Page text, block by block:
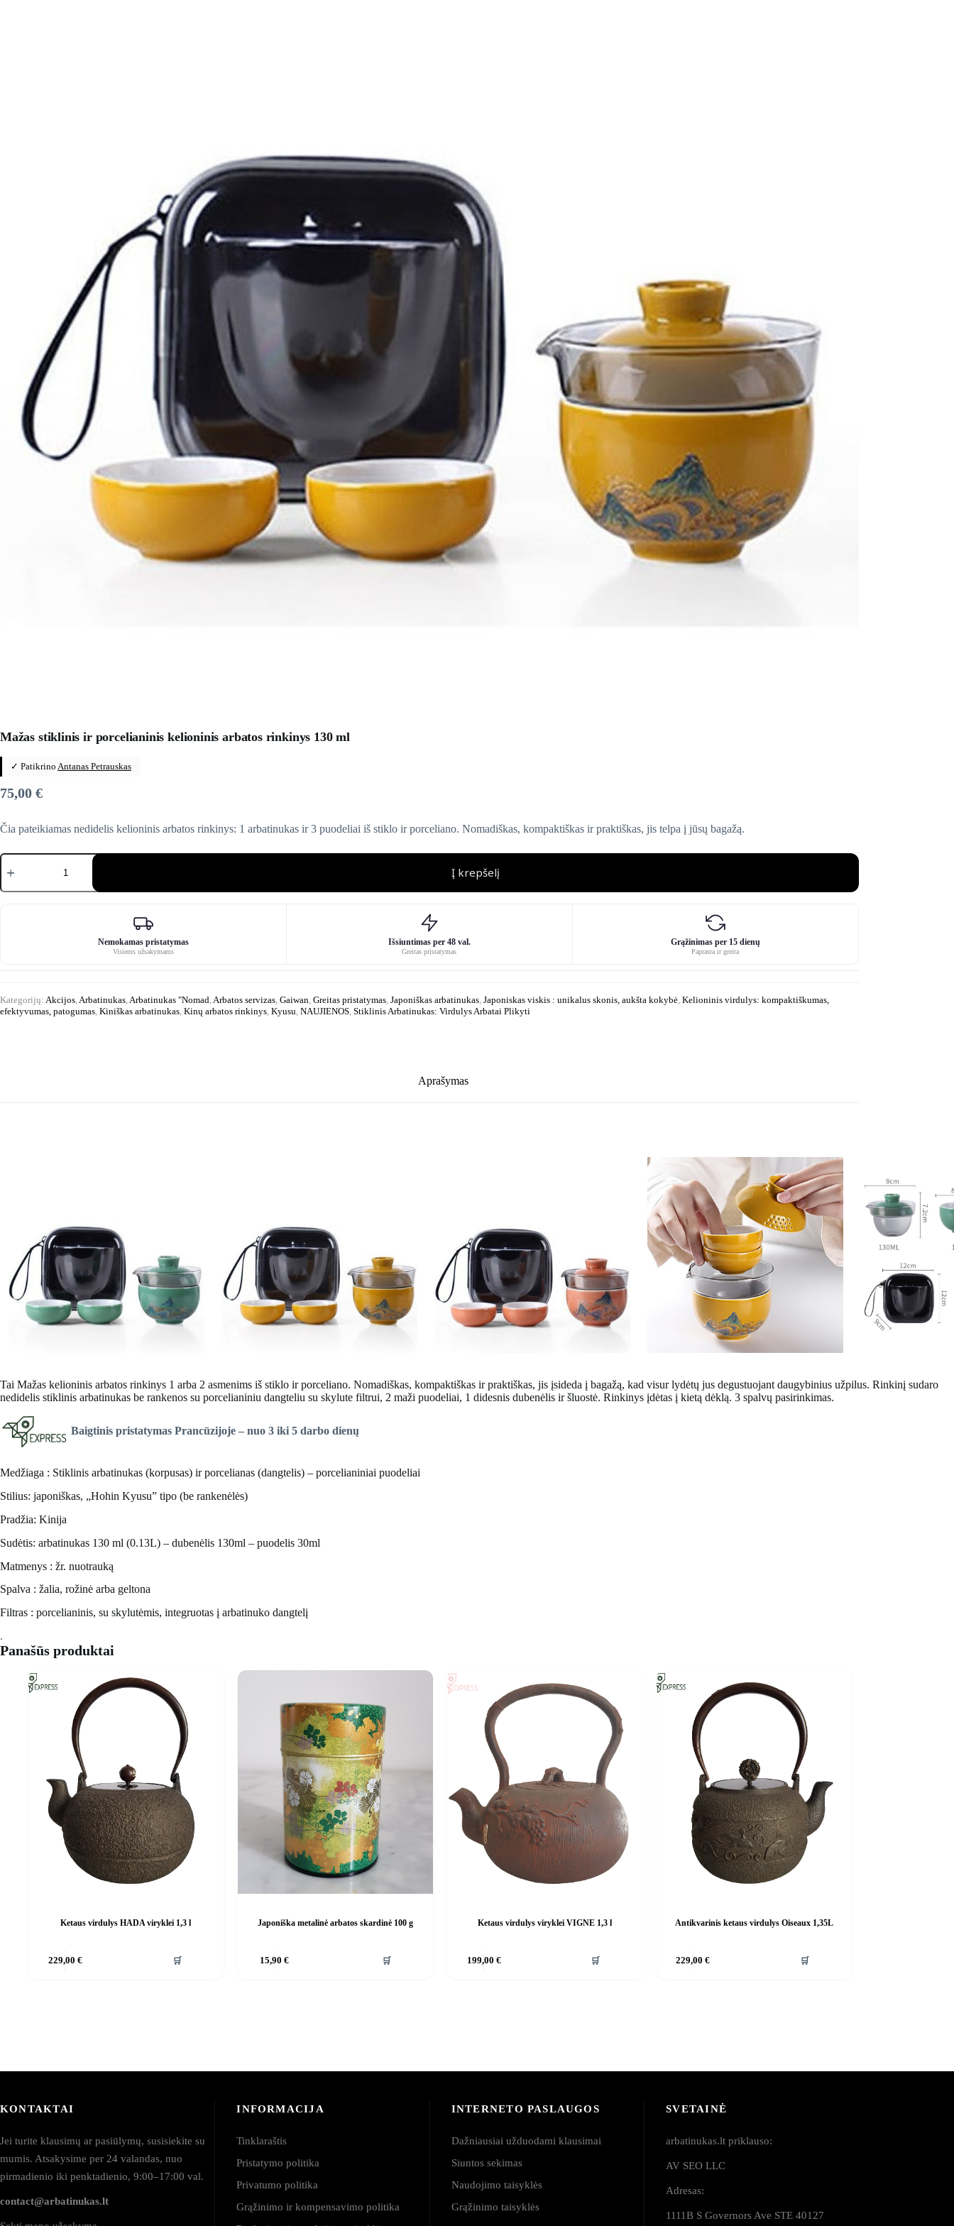
Mažas stiklinis ir porcelianinis kelioninis arbatos rinkinys 130 ml
✓ Patikrino Antanas Petrauskas
75,00 €
Čia pateikiamas nedidelis kelioninis arbatos rinkinys: 1 arbatinukas ir 3 puodeliai iš stiklo ir porceliano. Nomadiškas, kompaktiškas ir praktiškas, jis telpa į jūsų bagažą.
produkto
kiekis:
stiklinis
Į krepšelį
Nemokamas pristatymas
Visiems užsakymams
Išsiuntimas per 48 val.
Greitas pristatymas
Grąžinimas per 15 dienų
Paprasta ir greita
Kategorijų: Akcijos Arbatinukas Arbatinukas "Nomad Arbatos servizas Gaiwan Greitas pristatymas Japoniškas arbatinukas Japoniskas viskis : unikalus skonis, aukšta kokybė Kelioninis virdulys: kompaktiškumas,
efektyvumas, patogumas Kiniškas arbatinukas Kinų arbatos rinkinys Kyusu NAUJIENOS Stiklinis Arbatinukas: Virdulys Arbatai Plikyti
Aprašymas
Tai Mažas kelioninis arbatos rinkinys 1 arba 2 asmenims iš stiklo ir porceliano. Nomadiškas, kompaktiškas ir praktiškas, jis įsideda į bagažą, kad visur lydėtų jus degustuojant daugybinius užpilus. Rinkinį sudaro
nedidelis stiklinis arbatinukas be rankenos su porcelianiniu dangteliu su skylute filtrui, 2 maži puodeliai, 1 didesnis dubenėlis ir šluostė. Rinkinys įdėtas į kietą dėklą. 3 spalvų pasirinkimas.
Baigtinis pristatymas Prancūzijoje – nuo 3 iki 5 darbo dienų
Medžiaga : Stiklinis arbatinukas (korpusas) ir porcelianas (dangtelis) – porcelianiniai puodeliai
Stilius: japoniškas, „Hohin Kyusu” tipo (be rankenėlės)
Pradžia: Kinija
Sudėtis: arbatinukas 130 ml (0.13L) – dubenėlis 130ml – puodelis 30ml
Matmenys : žr. nuotrauką
Spalva : žalia, rožinė arba geltona
Filtras : porcelianinis, su skylutėmis, integruotas į arbatinuko dangtelį
.
Panašūs produktai
Ketaus virdulys HADA viryklei 1,3 l
229,00 € 🛒
Japoniška metalinė arbatos skardinė 100 g
15,90€ 🛒
Ketaus virdulys viryklei VIGNE 1,3 l
199,00 € 🛒
Antikvarinis ketaus virdulys Oiseaux 1,35L
229,00€ 🛒
KONTAKTAI
Jei turite klausimų ar pasiūlymų, susisiekite su
mumis. Atsakysime per 24 valandas, nuo
pirmadienio iki penktadienio, 9:00–17:00 val.
contact@arbatinukas.lt
INFORMACIJA
Tinklaraštis
Pristatymo politika
Privatumo politika
Grąžinimo ir kompensavimo politika
INTERNETO PASLAUGOS
Dažniausiai užduodami klausimai
Siuntos sekimas
Naudojimo taisyklės
Grąžinimo taisyklės
SVETAINĖ
arbatinukas.lt priklauso:
AV SEO LLC
Adresas:
1111B S Governors Ave STE 40127